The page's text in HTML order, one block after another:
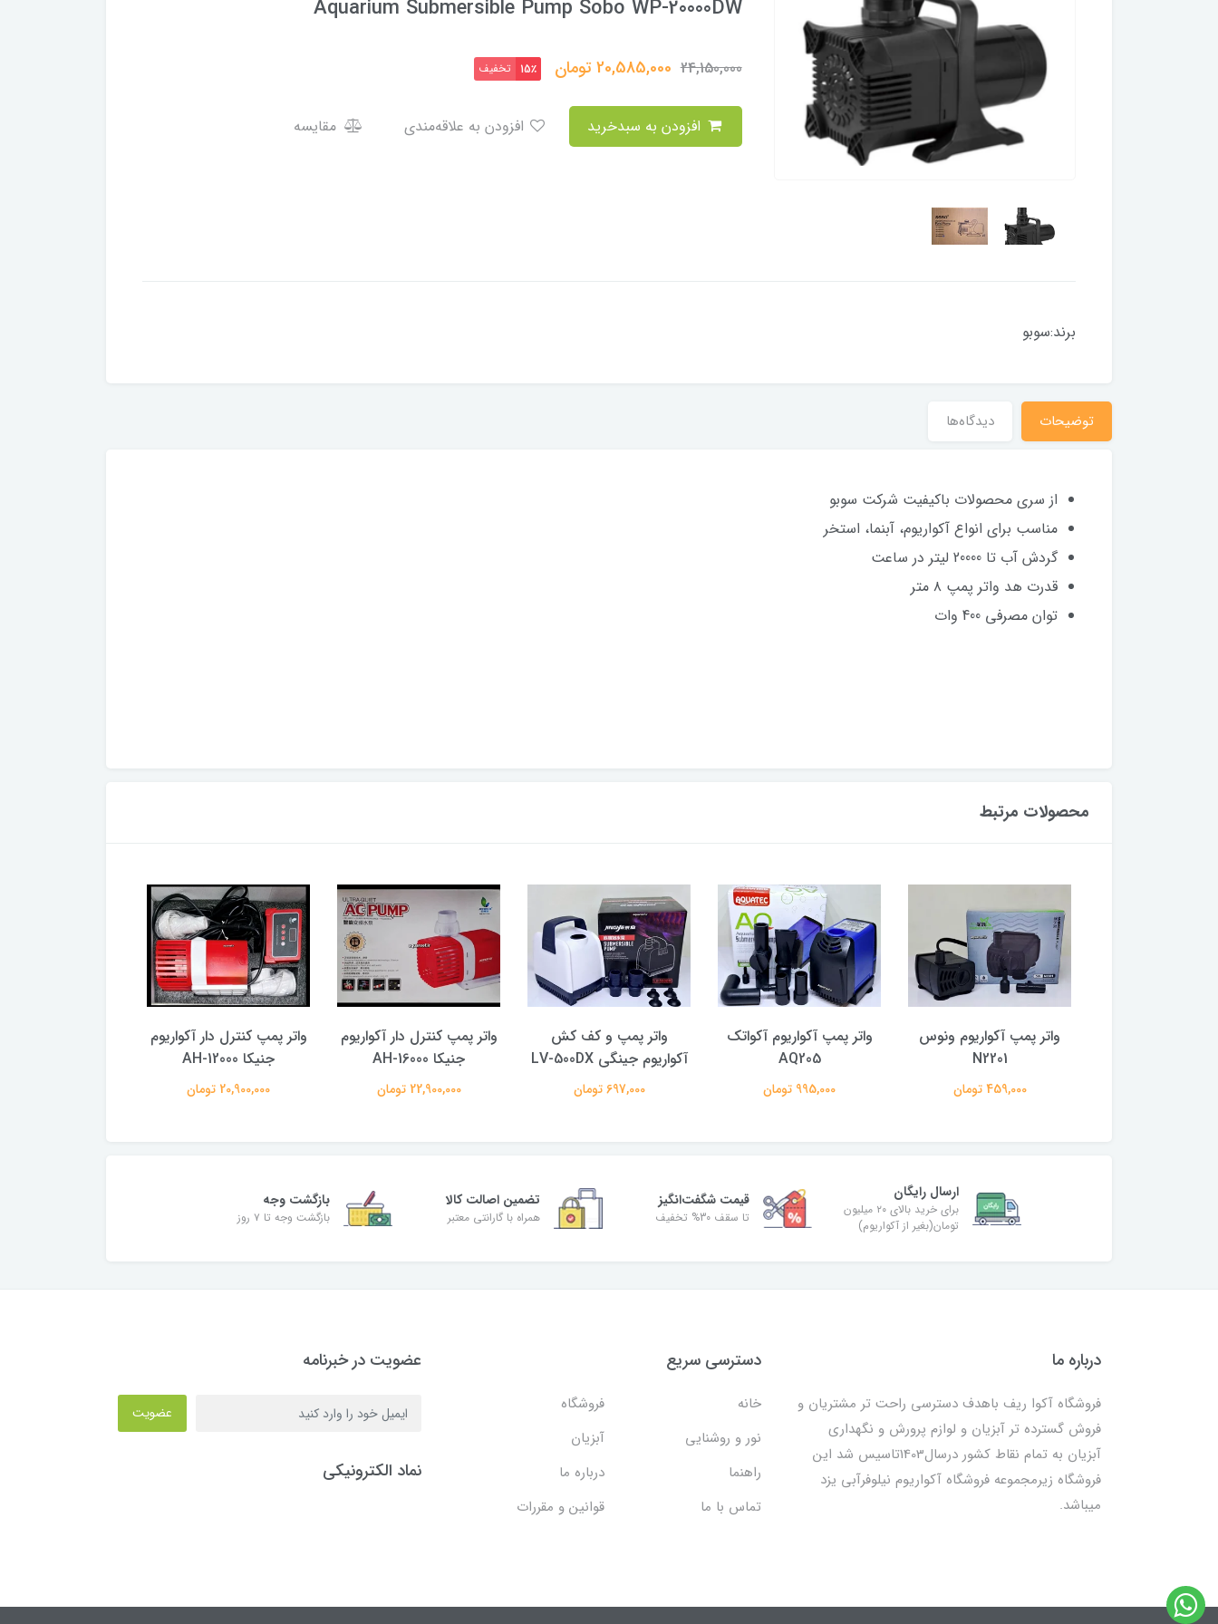
Aquarium Submersible Pump Sobo WP-20000DW
24,150,000
20,585,000تومان 15٪ تخفیف
مقایسه
برند:سوبو
توضیحات دیدگاه‌ها
از سری محصولات باکیفیت شرکت سوبو
مناسب برای انواع آکواریوم، آبنما، استخر
گردش آب تا 20000 لیتر در ساعت
قدرت هد واتر پمپ ۸ متر
توان مصرفی 400 وات
محصولات مرتبط
واتر پمپ آکواریوم ونوس
N2201
459,000 تومان
واتر پمپ آکواریوم آکواتک
AQ205
995,000 تومان
واتر پمپ و کف کش
آکواریوم جینگی LV-500DX
697,000 تومان
واتر پمپ کنترل دار آکواریوم
جنیکا AH-16000
22,900,000 تومان
واتر پمپ کنترل دار آکواریوم
جنیکا AH-12000
20,900,000 تومان
ارسال رایگان
برای خرید بالای ۲۰ میلیون
تومان(بغیر از آکواریوم)
قیمت شگفت‌انگیز
تا سقف 30% تخفیف
تضمین اصالت کالا
همراه با گارانتی معتبر
بازگشت وجه
بازگشت وجه تا ۷ روز
درباره ما
فروشگاه آکوا ریف باهدف دسترسی راحت تر مشتریان و
فروش گسترده تر آبزیان و لوازم پرورش و نگهداری
آبزیان به تمام نقاط کشور درسال1403تاسیس شد این
فروشگاه زیرمجموعه فروشگاه آکواریوم نیلوفرآبی یزد
میباشد.
دسترسی سریع
خانه
فروشگاه
نور و روشنایی
آبزیان
راهنما
درباره ما
تماس با ما
قوانین و مقررات
عضویت در خبرنامه
عضویت
نماد الکترونیکی